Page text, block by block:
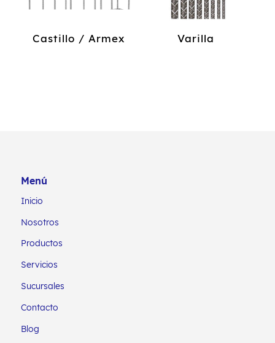
Castillo / Armex Varilla
Menú
Inicio
Nosotros
Productos
Servicios
Sucursales
Contacto
Blog